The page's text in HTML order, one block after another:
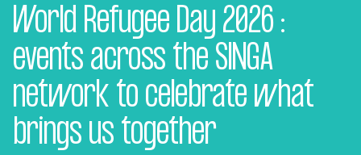
World Refugee Day 2026 :
events across the SINGA
network to celebrate what
brings us together